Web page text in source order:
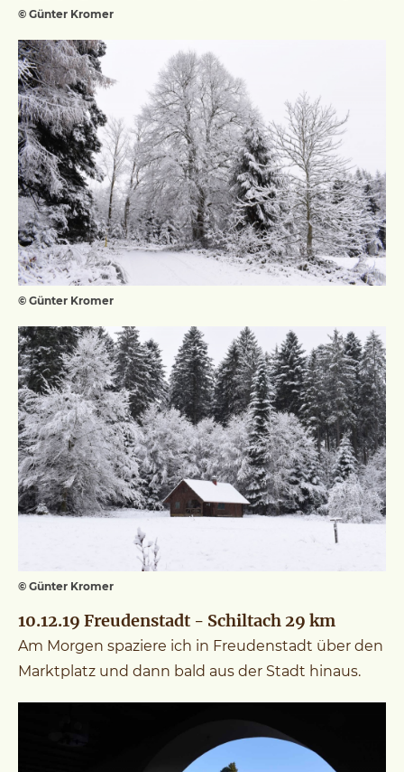
© Günter Kromer
© Günter Kromer
© Günter Kromer
10.12.19 Freudenstadt - Schiltach 29 km
Am Morgen spaziere ich in Freudenstadt über den
Marktplatz und dann bald aus der Stadt hinaus.